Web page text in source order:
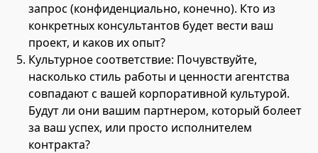
запрос (конфиденциально, конечно). Кто из
конкретных консультантов будет вести ваш
проект, и каков их опыт?
Культурное соответствие: Почувствуйте,
насколько стиль работы и ценности агентства
совпадают с вашей корпоративной культурой.
Будут ли они вашим партнером, который болеет
за ваш успех, или просто исполнителем
контракта?